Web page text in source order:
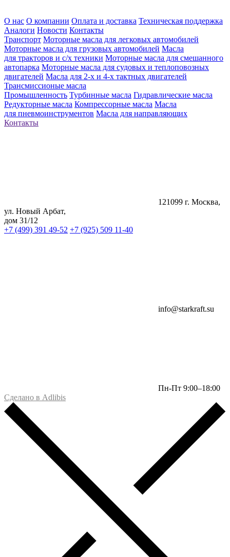
О нас О компании Оплата и доставка Техническая поддержка
Аналоги Новости Контакты
Транспорт Моторные масла для легковых автомобилей
Моторные масла для грузовых автомобилей Масла
для тракторов и с/х техники Моторные масла для смешанного
автопарка Моторные масла для судовых и теплоповозных
двигателей Масла для 2-х и 4-х тактных двигателей
Трансмиссионые масла
Промышленность Турбинные масла Гидравлические масла
Редукторные масла Компрессорные масла Масла
для пневмоинструментов Масла для направляющих
Контакты
121099 г. Москва,
ул. Новый Арбат,
дом 31/12
+7 (499) 391 49-52 +7 (925) 509 11-40
info@starkraft.su
Пн-Пт 9:00–18:00
Сделано в Adlibis